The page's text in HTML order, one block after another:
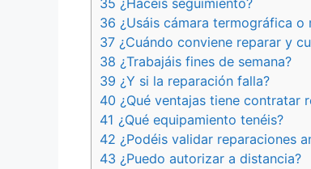
35 ¿Hacéis seguimiento?
36 ¿Usáis cámara termográfica
37 ¿Cuándo conviene reparar y
38 ¿Trabajáis fines de semana?
39 ¿Y si la reparación falla?
40 ¿Qué ventajas tiene contratar
41 ¿Qué equipamiento tenéis?
42 ¿Podéis validar reparaciones
43 ¿Puedo autorizar a distancia?